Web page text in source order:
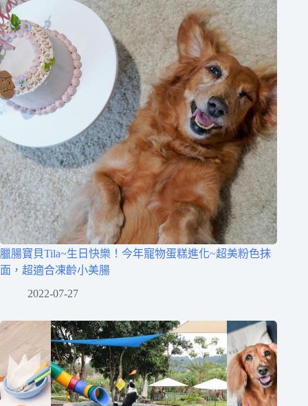
臘腸寶貝Tila~生日快樂！今年寵物蛋糕進化~超美粉色抹
面，超適合凍齡小美腸
2022-07-27